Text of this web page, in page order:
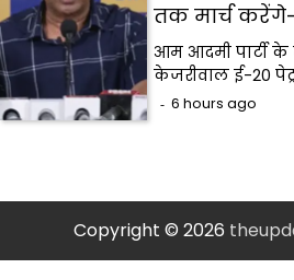
तक मार्च
आम आदमी पार्टी के
केजरीवाल ई-20
6 hours ago
Copyright © 2026